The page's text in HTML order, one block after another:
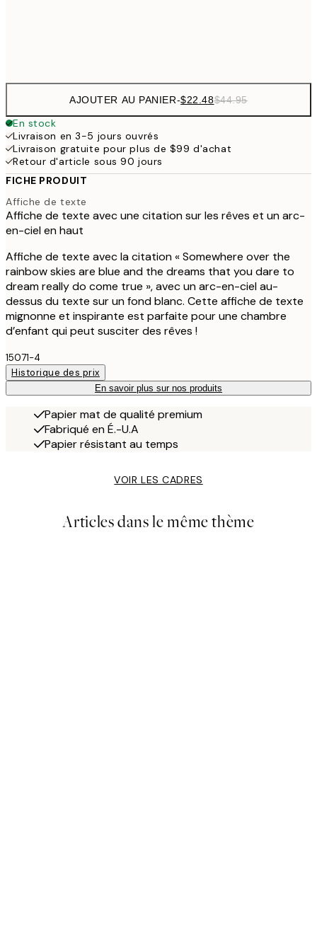
AJOUTER AU PANIER-$22.48$44.95
En stock
Livraison en 3-5 jours ouvrés
Livraison gratuite pour plus de $99 d'achat
Retour d'article sous 90 jours
FICHE PRODUIT
Affiche de texte
Affiche de texte avec une citation sur les rêves et un arc-
en-ciel en haut
Affiche de texte avec la citation « Somewhere over the
rainbow skies are blue and the dreams that you dare to
dream really do come true », avec un arc-en-ciel au-
dessus du texte sur un fond blanc. Cette affiche de texte
mignonne et inspirante est parfaite pour une chambre
d’enfant qui peut susciter des rêves !
15071-4
Historique des prix
En savoir plus sur nos produits
Papier mat de qualité premium
Fabriqué en É.-U.A
Papier résistant au temps
VOIR LES CADRES
Articles dans le même thème